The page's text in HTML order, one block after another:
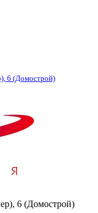
6 (Домострой)
6 (Домострой)